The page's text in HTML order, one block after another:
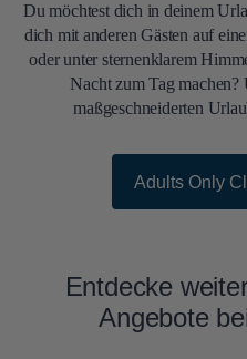
Du möchtest dich in deinem
dich mit anderen Gästen auf
oder unter sternenklarem
Nacht zum Tag machen?
maßgeschneiderten
Adults Only
Entdecke
Angebote